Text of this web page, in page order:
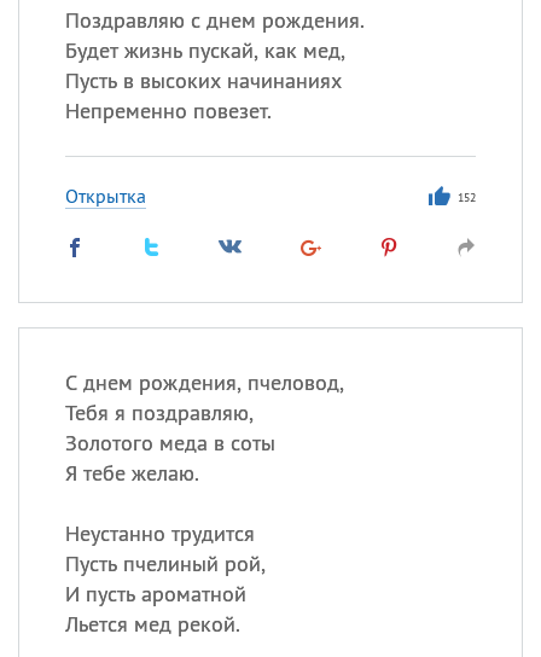
Поздравляю с днем рождения.
Будет жизнь пускай, как мед,
Пусть в высоких начинаниях
Непременно повезет.
Открытка 152
С днем рождения, пчеловод,
Тебя я поздравляю,
Золотого меда в соты
Я тебе желаю.
Неустанно трудится
Пусть пчелиный рой,
И пусть ароматной
Льется мед рекой.